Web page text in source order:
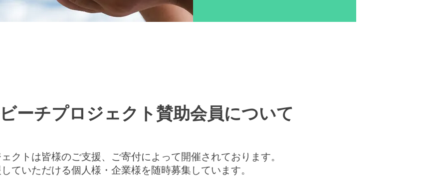
ーチプロジェクト賛助会員について
クトは皆様のご支援、ご寄付によって開催されております。
ていただける個人様・企業様を随時募集しています。